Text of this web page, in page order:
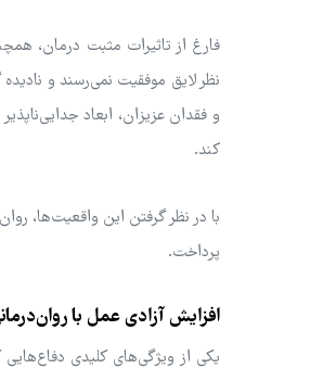
فارغ از تاثیرات مثبت درمان،
نظر لایق موفقیت نمی‌رسند و
و فقدان عزیزان، ابعاد
کند.
با در نظر گرفتن این واقعیت‌ها،
پرداخت.
افزایش آزادی عمل با
یکی از ویژگی‌های کلیدی